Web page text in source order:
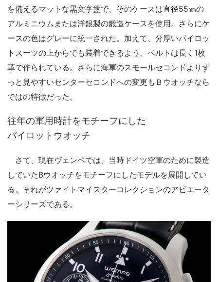
を備えるマットな黒文字盤で、そのケースは直径55㎜の
アルミニウムまたは洋銀製の鍛造ケースを使用。さらにケ
ースの色はグレーに統一された。加えて、分厚いパイロッ
トスーツの上からでも装着できるよう、ベルトは長く1枚
革で作られている。さらに海軍のスモールセコンドよりず
っと見やすいセンターセコンドへの変更もＢウオッチなら
ではの特徴だった。
往年の軍用時計をモチーフにした
パイロットウオッチ
さて、現在ヴェンペでは、当時ドイツ空軍のために製造
していたBウオッチをモチーフにしたモデルを展開してい
る。それがツァイトマイスターコレクションのアビエータ
ーシリーズである。